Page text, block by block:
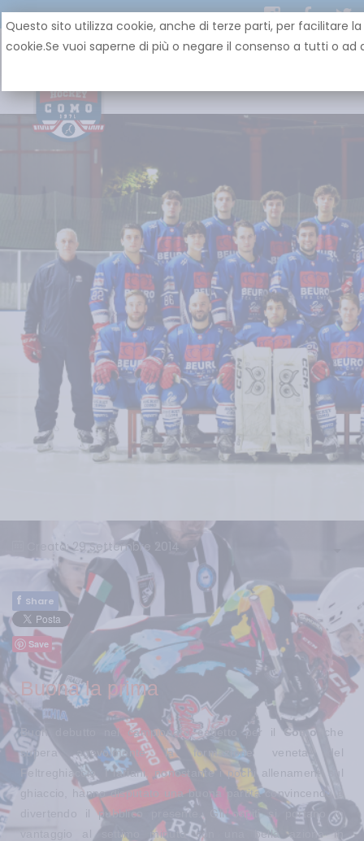
Creato: 29 Settembre 2014
f Share
Save
Buona la prima
Buon debutto nel campionato cadetto per ilComoche
supera agevolmente la formazione veneta del
Feltreghiaccio. I lariani, nonostante i pochi allenamenti sul
ghiaccio, hanno disputato una buona partita convincendo e
divertendo il pubblico presente. Gli ospiti si portano in
vantaggio al settimo minuto con una bella azione in
Questo sito utilizza cookie, anche di terze parti, per facilitare
cookie.Se vuoi saperne di più o negare il consenso a tutti o ad